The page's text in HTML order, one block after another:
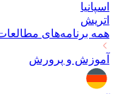
اسپانیا
اتریش
همه برنامه‌های
آموزش و پرورش